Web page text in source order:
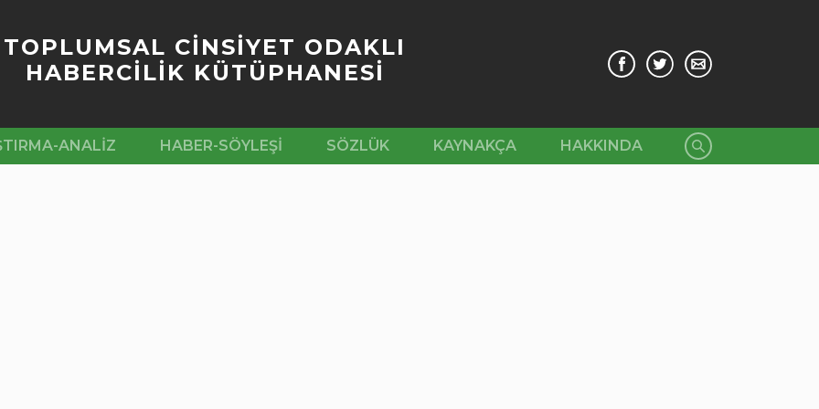
TOPLUMSAL CİNSİYET ODAKLI
HABERCİLİK KÜTÜPHANESİ
ANALIZ HABER-SÖYLEŞI SÖZLÜK KAYNAKÇA HAKKINDA